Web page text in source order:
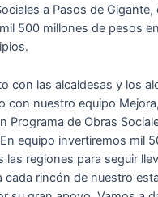
a Pasos de Gigante,
500 millones de pesos
con las alcaldesas y los
con nuestro equipo Mejora,
Programa de Obras
equipo invertiremos mil
las regiones para seguir
cada rincón de nuestro